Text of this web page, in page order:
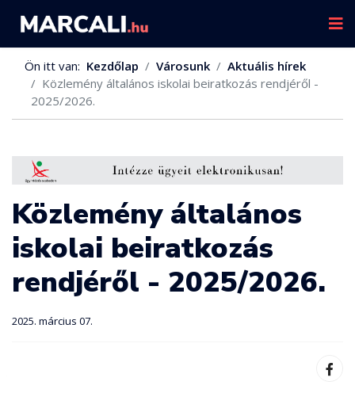
Ön itt van: Kezdőlap Városunk
Aktuális hírek
Közlemény általános iskolai beiratkozás rendjéről -
2025/2026.
Közlemény általános
iskolai beiratkozás
rendjéről - 2025/2026.
2025. március 07.